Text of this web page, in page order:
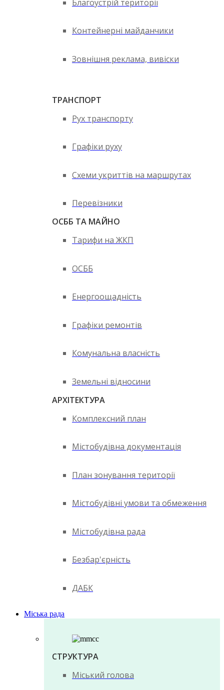
Благоустрій території
Контейнерні майданчики
Зовнішня реклама, вивіски
ТРАНСПОРТ
Рух транспорту
Графіки руху
Схеми укриттів на маршрутах
Перевізники
ОСББ ТА МАЙНО
Тарифи на ЖКП
ОСББ
Енергоощадність
Графіки ремонтів
Комунальна власність
Земельні відносини
АРХІТЕКТУРА
Комплексний план
Містобудівна документація
План зонування території
Містобудівні умови та обмеження
Містобудівна рада
Безбар'єрність
ДАБК
Міська рада
СТРУКТУРА
Міський голова